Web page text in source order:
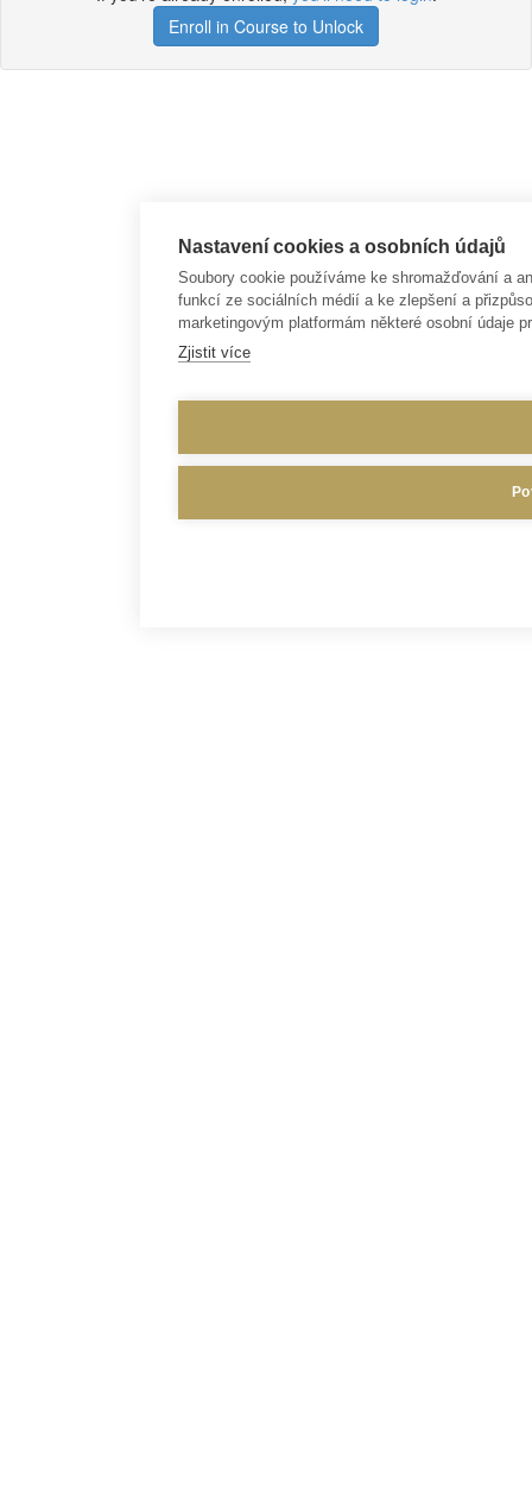
Enroll in Course to Unlock
Nastavení cookies a osobních údajů
Soubory cookie používáme ke shromažďování a
funkcí ze sociálních médií a ke zlepšení a
marketingovým platformám některé osobní údaje
Zjistit více